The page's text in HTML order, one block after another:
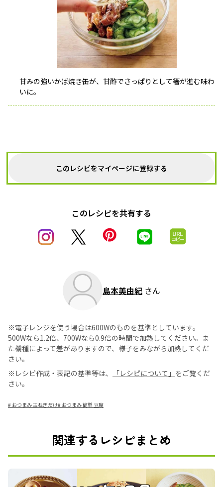
甘みの強いかば焼き缶が、甘酢でさっぱりとして箸が進む味わ
いに。
このレシピをマイページに登録する
このレシピを共有する
島本美由紀 さん
※電子レンジを使う場合は600Wのものを基準としています。
500Wなら1.2倍、700Wなら0.9倍の時間で加熱してください。ま
た機種によって差がありますので、様子をみながら加熱してくだ
さい。
※レシピ作成・表記の基準等は、
「レシピについて」 をご覧くだ
さい。
# おつまみ 玉ねぎだけ# おつまみ 簡単 豆腐
関連するレシピまとめ